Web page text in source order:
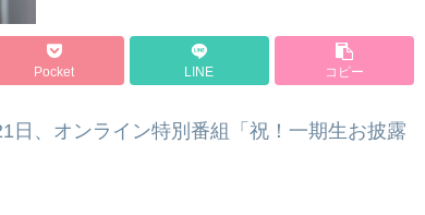
Pocket LINE コピー
日、オンライン特別番組「祝！一期生お披露